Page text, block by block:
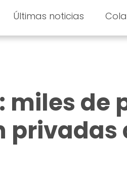
Últimas noticias
de
privadas